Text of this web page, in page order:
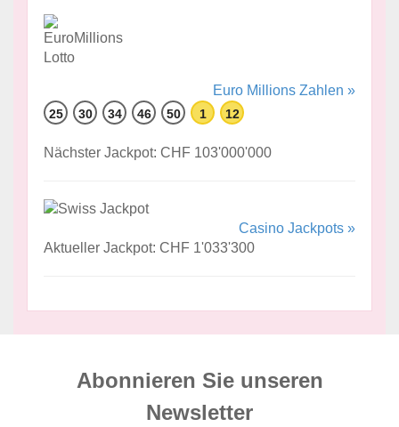
Euro Millions Zahlen »
25 30 34 46 50 1 12
Nächster Jackpot: CHF 103'000'000
Casino Jackpots »
Aktueller Jackpot: CHF 1'033'300
Abonnieren Sie unseren
News­letter